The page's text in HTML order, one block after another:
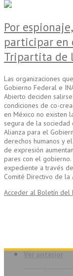
Por
participar en
Tripartita de
Las organizaciones
Gobierno Federal e
Abierto deciden
condiciones de co-
en México no existen
segura de la
Alianza para el
derechos humanos y
de expresión
pares con el
expediente a través
Comité Directivo de la
Acceder al Boletín del